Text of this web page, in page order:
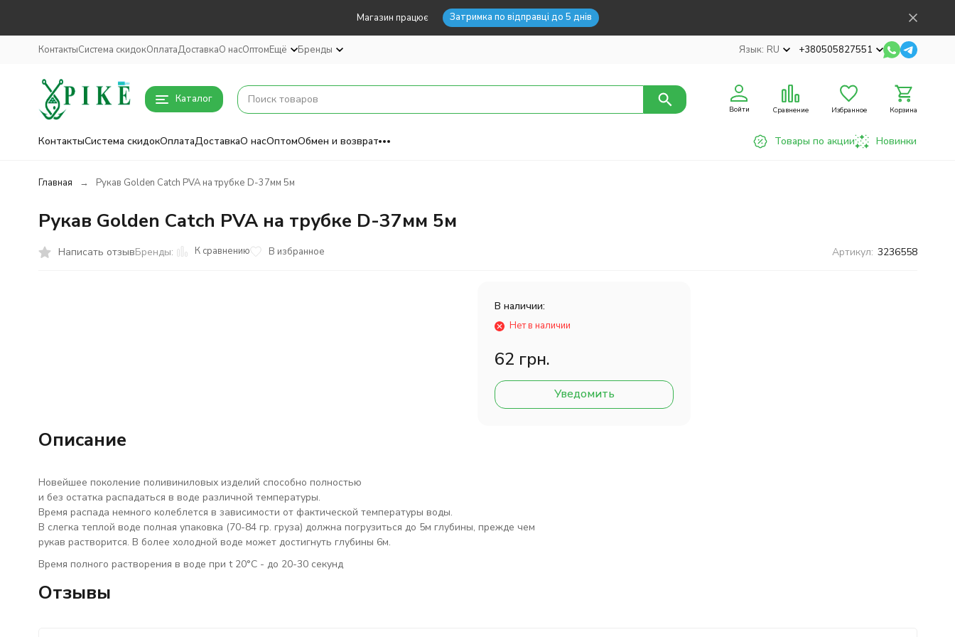
Магазин працює Затримка по відправці до 5 днів
КонтактыСистема скидокОплатаДоставкаО насОптомЕщё Бренды Язык: RU +380505827551
Каталог
Войти Сравнение Избранное Корзина
КонтактыСистема скидокОплатаДоставкаО насОптомОбмен и возврат Товары по акции Новинки
Главная Рукав Golden Catch PVA на трубке D-37мм 5м
Рукав Golden Catch PVA на трубке D-37мм 5м
Написать отзывБренды: К сравнению В избранное Артикул: 3236558
В наличии:
Нет в наличии
62 грн.
Уведомить
Описание
Новейшее поколение поливиниловых изделий способно полностью
и без остатка распадаться в воде различной температуры.
Время распада немного колеблется в зависимости от фактической температуры воды.
В слегка теплой воде полная упаковка (70-84 гр. груза) должна погрузиться до 5м глубины, прежде чем
рукав растворится. В более холодной воде может достигнуть глубины 6м.
Время полного растворения в воде при t 20°C - до 20-30 секунд
Отзывы